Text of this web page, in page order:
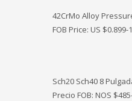
42CrMo Alloy
FOB Price: US
Sch20 Sch40 8
Precio FOB: NOS